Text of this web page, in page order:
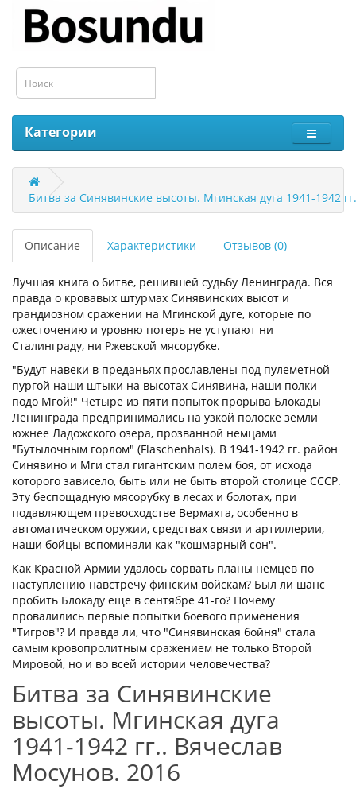
Категории
Битва за Синявинские высоты. Мгинская дуга 1941-1942
Описание Характеристики Отзывов (0)
Лучшая книга о битве, решившей судьбу Ленинграда. Вся
правда о кровавых штурмах Синявинских высот и
грандиозном сражении на Мгинской дуге, которые по
ожесточению и уровню потерь не уступают ни
Сталинграду, ни Ржевской мясорубке.
"Будут навеки в преданьях прославлены под пулеметной
пургой наши штыки на высотах Синявина, наши полки
подо Мгой!" Четыре из пяти попыток прорыва Блокады
Ленинграда предпринимались на узкой полоске земли
южнее Ладожского озера, прозванной немцами
"Бутылочным горлом" (Flaschenhals). В 1941-1942 гг. район
Синявино и Мги стал гигантским полем боя, от исхода
которого зависело, быть или не быть второй столице СССР.
Эту беспощадную мясорубку в лесах и болотах, при
подавляющем превосходстве Вермахта, особенно в
автоматическом оружии, средствах связи и артиллерии,
наши бойцы вспоминали как "кошмарный сон".
Как Красной Армии удалось сорвать планы немцев по
наступлению навстречу финским войскам? Был ли шанс
пробить Блокаду еще в сентябре 41-го? Почему
провалились первые попытки боевого применения
"Тигров"? И правда ли, что "Синявинская бойня" стала
самым кровопролитным сражением не только Второй
Мировой, но и во всей истории человечества?
Битва за Синявинские
высоты. Мгинская дуга
1941-1942 гг.. Вячеслав
Мосунов. 2016